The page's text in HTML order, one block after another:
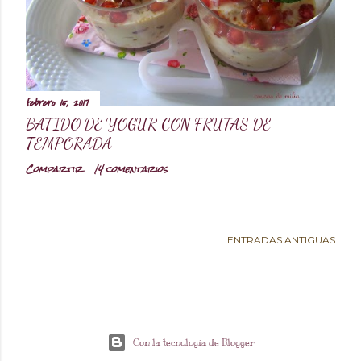
d
a
s
febrero 15, 2017
BATIDO DE YOGUR CON FRUTAS DE
TEMPORADA
Compartir
14 comentarios
ENTRADAS ANTIGUAS
Con la tecnología de Blogger